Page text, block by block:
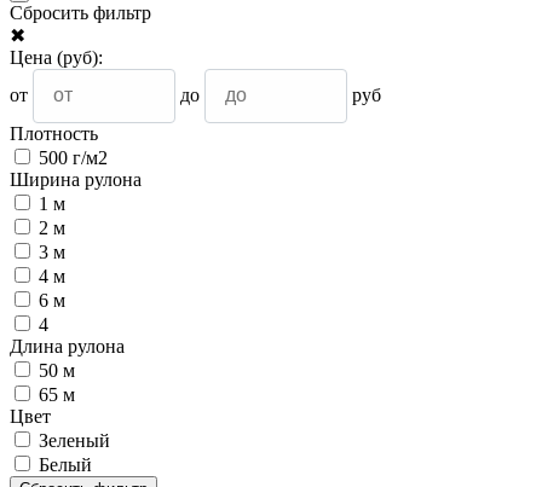
Сбросить фильтр
✖
Цена (руб):
от
до
руб
Плотность
500 г/м2
Ширина рулона
1 м
2 м
3 м
4 м
6 м
4
Длина рулона
50 м
65 м
Цвет
Зеленый
Белый